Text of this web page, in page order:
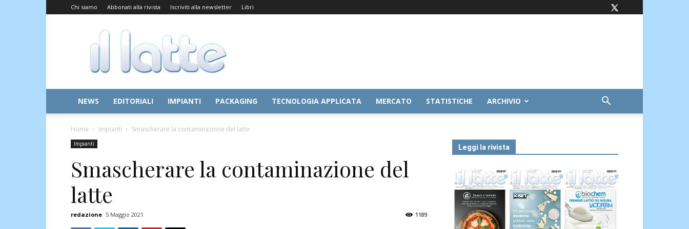
Chi siamo Abbonati alla rivista Iscriviti alla newsletter Libri
Il
Latte
NEWS EDITORIALI IMPIANTI PACKAGING TECNOLOGIA APPLICATA MERCATO STATISTICHE ARCHIVIO
Home Impianti Smascherare la contaminazione del latte
Impianti
Smascherare la contaminazione del
latte
redazione 5 Maggio 2021 1189
Leggi la rivista